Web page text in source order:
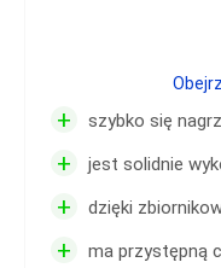
+ szybko się
+ jest solidnie
+ dzięki
+ ma przystępną